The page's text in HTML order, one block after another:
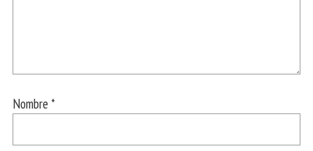
Nombre *